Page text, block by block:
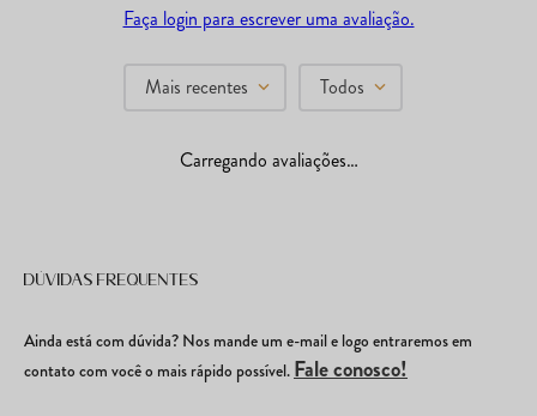
Faça login para escrever uma avaliação.
Mais recentes Todos
Carregando avaliações…
Dúvidas frequentes
Ainda está com dúvida? Nos mande um e-mail e logo entraremos em
contato com você o mais rápido possível. Fale conosco!